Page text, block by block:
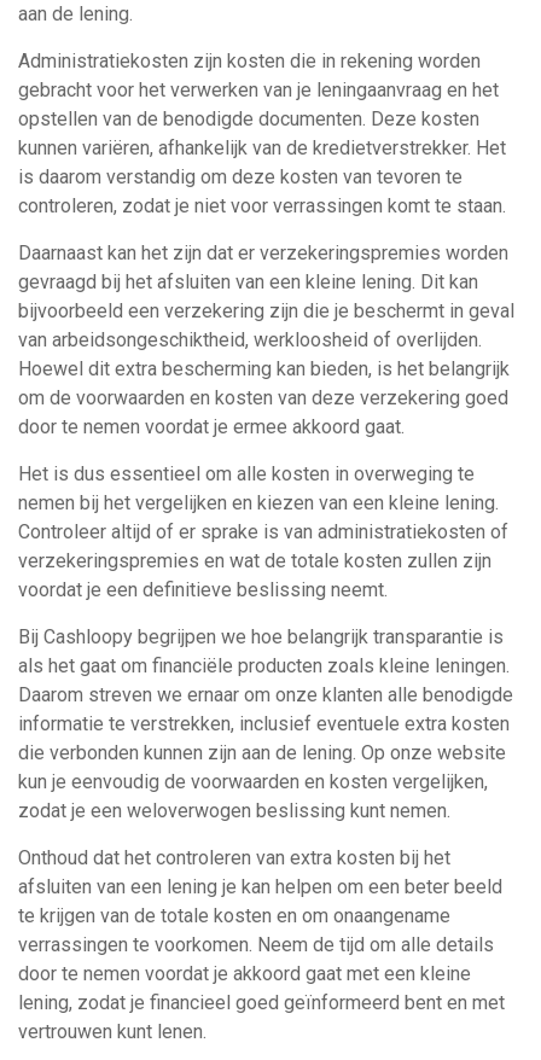
aan de lening.
Administratiekosten zijn kosten die in rekening worden
gebracht voor het verwerken van je leningaanvraag en het
opstellen van de benodigde documenten. Deze kosten
kunnen variëren, afhankelijk van de kredietverstrekker. Het
is daarom verstandig om deze kosten van tevoren te
controleren, zodat je niet voor verrassingen komt te staan.
Daarnaast kan het zijn dat er verzekeringspremies worden
gevraagd bij het afsluiten van een kleine lening. Dit kan
bijvoorbeeld een verzekering zijn die je beschermt in geval
van arbeidsongeschiktheid, werkloosheid of overlijden.
Hoewel dit extra bescherming kan bieden, is het belangrijk
om de voorwaarden en kosten van deze verzekering goed
door te nemen voordat je ermee akkoord gaat.
Het is dus essentieel om alle kosten in overweging te
nemen bij het vergelijken en kiezen van een kleine lening.
Controleer altijd of er sprake is van administratiekosten of
verzekeringspremies en wat de totale kosten zullen zijn
voordat je een definitieve beslissing neemt.
Bij Cashloopy begrijpen we hoe belangrijk transparantie is
als het gaat om financiële producten zoals kleine leningen.
Daarom streven we ernaar om onze klanten alle benodigde
informatie te verstrekken, inclusief eventuele extra kosten
die verbonden kunnen zijn aan de lening. Op onze website
kun je eenvoudig de voorwaarden en kosten vergelijken,
zodat je een weloverwogen beslissing kunt nemen.
Onthoud dat het controleren van extra kosten bij het
afsluiten van een lening je kan helpen om een beter beeld
te krijgen van de totale kosten en om onaangename
verrassingen te voorkomen. Neem de tijd om alle details
door te nemen voordat je akkoord gaat met een kleine
lening, zodat je financieel goed geïnformeerd bent en met
vertrouwen kunt lenen.